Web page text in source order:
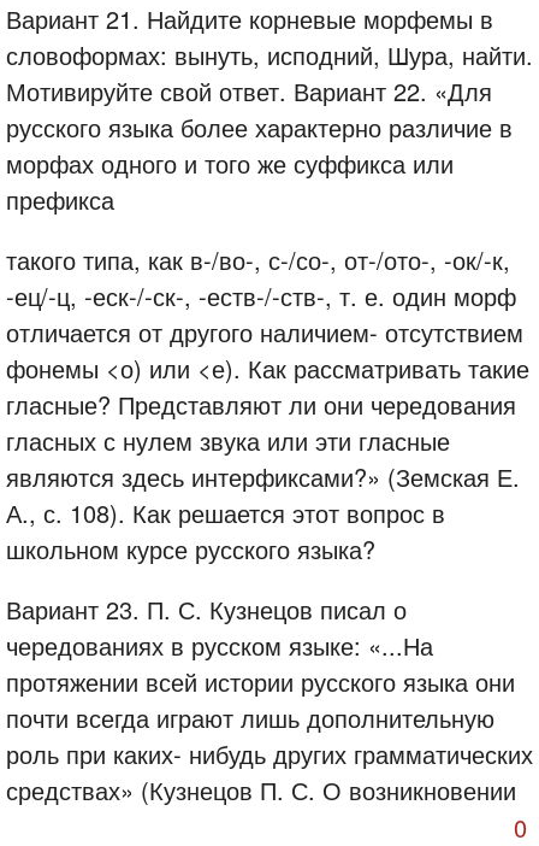
Вариант 21. Найдите корневые морфемы в
словоформах: вынуть, исподний, Шура, найти.
Мотивируйте свой ответ. Вариант 22. «Для
русского языка более характерно различие в
морфах одного и того же суффикса или
префикса
такого типа, как в-/во-, с-/со-, от-/ото-, -ок/-к,
-ец/-ц, -еск-/-ск-, -еств-/-ств-, т. е. один морф
отличается от другого наличием- отсутствием
фонемы <о) или <е). Как рассматривать такие
гласные? Представляют ли они чередования
гласных с нулем звука или эти гласные
являются здесь интерфиксами?» (Земская Е.
А., с. 108). Как решается этот вопрос в
школьном курсе русского языка?
Вариант 23. П. С. Кузнецов писал о
чередованиях в русском языке: «...На
протяжении всей истории русского языка они
почти всегда играют лишь дополнительную
роль при каких- нибудь других грамматических
средствах» (Кузнецов П. С. О возникновении
0